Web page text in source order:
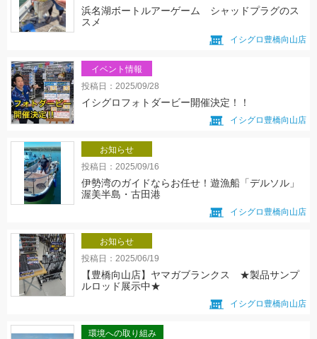
浜名湖ボートルアーゲーム シャッドプラグのス
スメ
イシグロ豊橋向山店
イベント情報
投稿日：2025/09/28
イシグロフォトダービー開催決定！！
イシグロ豊橋向山店
お知らせ
投稿日：2025/09/16
伊勢湾のガイドならお任せ！遊漁船「デルソル」
渥美半島・古田港
イシグロ豊橋向山店
お知らせ
投稿日：2025/06/19
【豊橋向山店】ヤマガブランクス ★製品サンプ
ルロッド展示中★
イシグロ豊橋向山店
環境への取り組み